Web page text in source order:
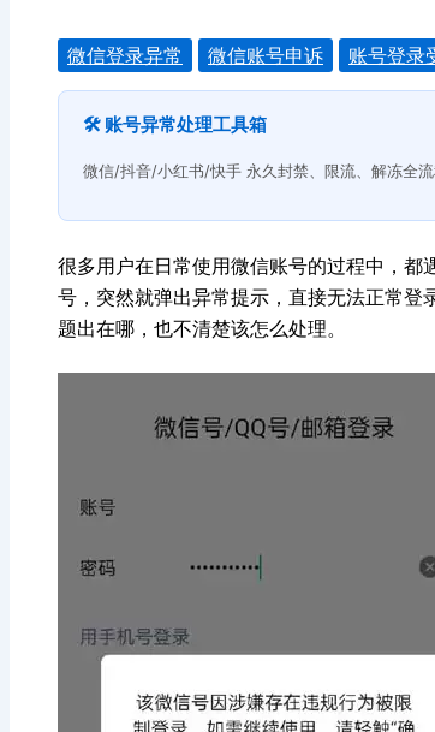
微信登录异常 微信账号申诉 账号登录
🛠️ 账号异常处理工具箱
微信/抖音/小红书/快手 永久封禁、限流、解冻全流
很多用户在日常使用微信账号的过程中，
号，突然就弹出异常提示，直接无法正常
题出在哪，也不清楚该怎么处理。